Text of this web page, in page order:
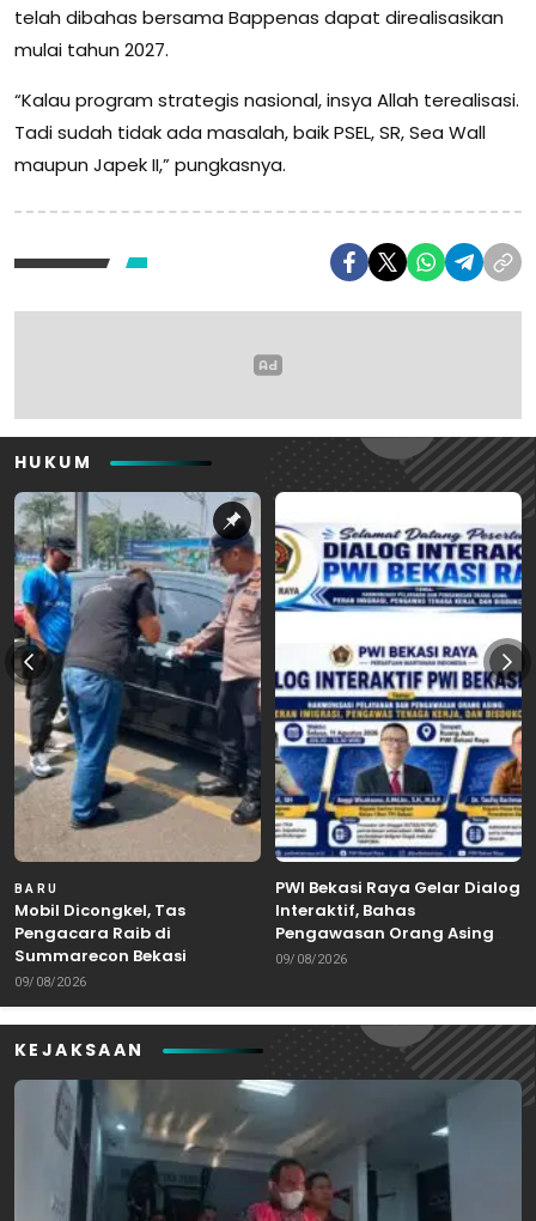
telah dibahas bersama Bappenas dapat direalisasikan
mulai tahun 2027.
“Kalau program strategis nasional, insya Allah terealisasi.
Tadi sudah tidak ada masalah, baik PSEL, SR, Sea Wall
maupun Japek II,” pungkasnya.
HUKUM
BARU
Mobil Dicongkel, Tas
Pengacara Raib di
Summarecon Bekasi
09/08/2026
PWI Bekasi Raya Gelar Dialog
Interaktif, Bahas
Pengawasan Orang Asing
dan Tenaga Kerja
09/08/2026
KEJAKSAAN